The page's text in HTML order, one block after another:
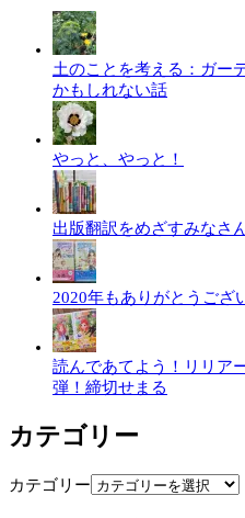
土のことを考える：ガー
かもしれない話
やっと、やっと！
出版翻訳をめざすみなさ
2020年もありがとうござ
読んであてよう！リリア
弾！締切せまる
カテゴリー
カテゴリー